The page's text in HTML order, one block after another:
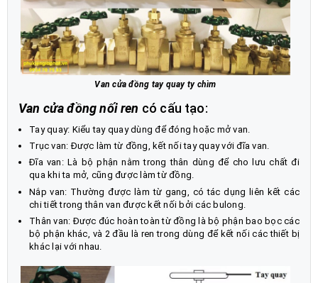
Van cửa đồng tay quay ty chìm
Van cửa đồng nối ren có cấu tạo:
Tay quay: Kiểu tay quay dùng để đóng hoặc mở van.
Trục van: Được làm từ đồng, kết nối tay quay với đĩa van.
Đĩa van: Là bộ phận nằm trong thân dùng để cho lưu chất đi
qua khi ta mở, cũng được làm từ đồng.
Nắp van: Thường được làm từ gang, có tác dụng liên kết các
chi tiết trong thân van được kết nối bởi các bulong.
Thân van: Được đúc hoàn toàn từ đồng là bộ phận bao bọc các
bộ phận khác, và 2 đầu là ren trong dùng để kết nối các thiết bị
khác lại với nhau.